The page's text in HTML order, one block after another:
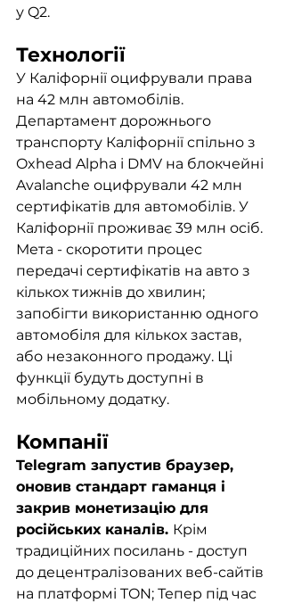
у Q2.
Технології
У Каліфорнії оцифрували права
на 42 млн автомобілів.
Департамент дорожнього
транспорту Каліфорнії спільно з
Oxhead Alpha і DMV на блокчейні
Avalanche оцифрували 42 млн
сертифікатів для автомобілів. У
Каліфорнії проживає 39 млн осіб.
Мета - скоротити процес
передачі сертифікатів на авто з
кількох тижнів до хвилин;
запобігти використанню одного
автомобіля для кількох застав,
або незаконного продажу. Ці
функції будуть доступні в
мобільному додатку.
Компанії
Telegram запустив браузер,
оновив стандарт гаманця і
закрив монетизацію для
російських каналів. Крім
традиційних посилань - доступ
до децентралізованих веб-сайтів
на платформі TON; Тепер під час